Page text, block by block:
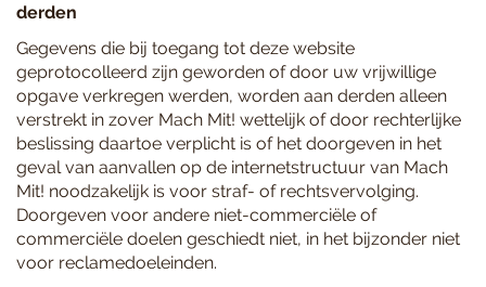
derden
Gegevens die bij toegang tot deze website
geprotocolleerd zijn geworden of door uw vrijwillige
opgave verkregen werden, worden aan derden alleen
verstrekt in zover Mach Mit! wettelijk of door rechterlijke
beslissing daartoe verplicht is of het doorgeven in het
geval van aanvallen op de internetstructuur van Mach
Mit! noodzakelijk is voor straf- of rechtsvervolging.
Doorgeven voor andere niet-commerciële of
commerciële doelen geschiedt niet, in het bijzonder niet
voor reclamedoeleinden.